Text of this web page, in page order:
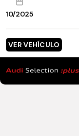
10/2025
VER VEHÍCULO